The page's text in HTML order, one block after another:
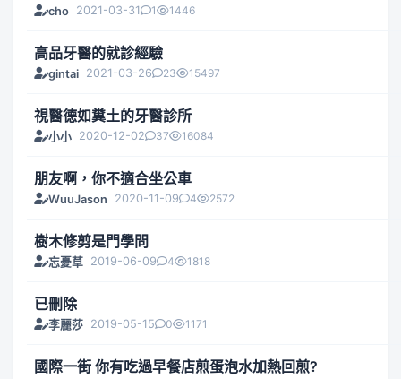
cho 2021-03-31 1 1446
高品牙醫的就診經驗
gintai 2021-03-26 23 15497
視醫德如糞土的牙醫診所
小小 2020-12-02 37 16084
朋友啊，你不適合坐公車
WuuJason 2020-11-09 4 2572
樹木修剪是門學問
忘憂草 2019-06-09 4 1818
已刪除
李麗莎 2019-05-15 0 1171
國際一街 你有吃過早餐店煎蛋泡水加熱回煎?